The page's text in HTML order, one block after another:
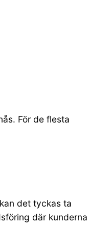
För de flesta
det tyckas ta
där kunderna